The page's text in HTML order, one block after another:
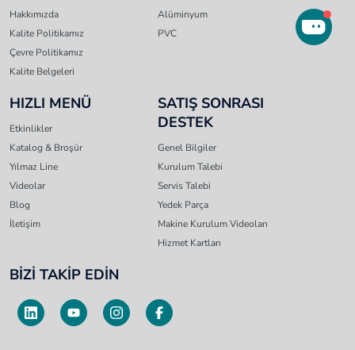
Hakkımızda
Kalite Politikamız
Çevre Politikamız
Kalite Belgeleri
Alüminyum
PVC
HIZLI MENÜ
Etkinlikler
Katalog & Broşür
Yılmaz Line
Videolar
Blog
İletişim
SATIŞ SONRASI
DESTEK
Genel Bilgiler
Kurulum Talebi
Servis Talebi
Yedek Parça
Makine Kurulum Videoları
Hizmet Kartları
BİZİ TAKİP EDİN